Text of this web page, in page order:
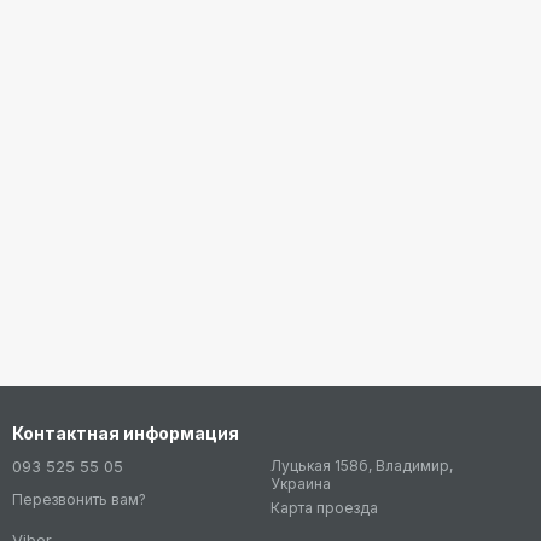
Контактная информация
093 525 55 05
Перезвонить вам?
Луцькая 158б, Владимир,
Украина
Карта проезда